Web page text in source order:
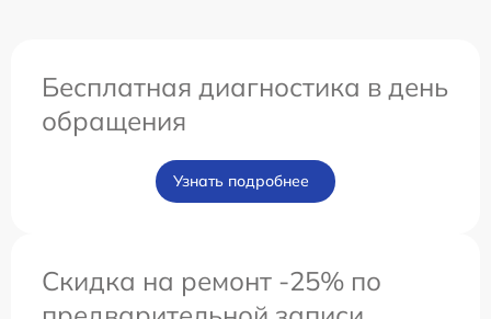
Бесплатная диагностика в день
обращения
Узнать подробнее
Скидка на ремонт -25% по